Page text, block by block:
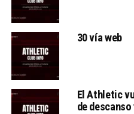
30 vía web
El Athletic
de